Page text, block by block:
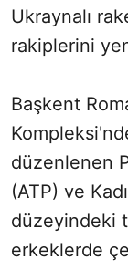
Ukraynalı
rakiplerini
Başkent
düzenlenen
(ATP) ve
düzeyindeki
erkeklerde